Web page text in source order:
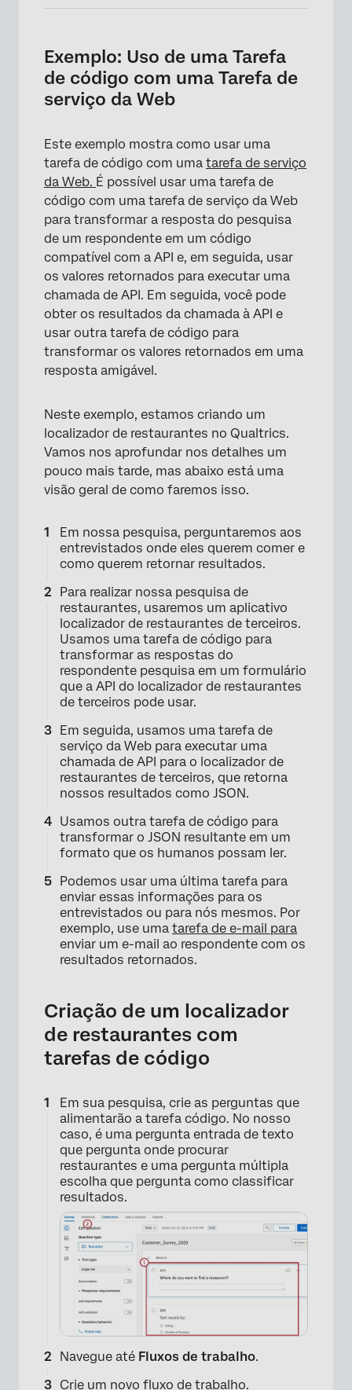
Exemplo: Uso de uma Tarefa
de código com uma Tarefa de
serviço da Web
Este exemplo mostra como usar uma
tarefa de código com uma tarefa de serviço
da Web. É possível usar uma tarefa de
código com uma tarefa de serviço da Web
para transformar a resposta do pesquisa
de um respondente em um código
compatível com a API e, em seguida, usar
os valores retornados para executar uma
chamada de API. Em seguida, você pode
obter os resultados da chamada à API e
usar outra tarefa de código para
transformar os valores retornados em uma
resposta amigável.
Neste exemplo, estamos criando um
localizador de restaurantes no Qualtrics.
Vamos nos aprofundar nos detalhes um
pouco mais tarde, mas abaixo está uma
visão geral de como faremos isso.
Em nossa pesquisa, perguntaremos aos
entrevistados onde eles querem comer e
como querem retornar resultados.
Para realizar nossa pesquisa de
restaurantes, usaremos um aplicativo
localizador de restaurantes de terceiros.
Usamos uma tarefa de código para
transformar as respostas do
respondente pesquisa em um formulário
que a API do localizador de restaurantes
de terceiros pode usar.
Em seguida, usamos uma tarefa de
serviço da Web para executar uma
chamada de API para o localizador de
restaurantes de terceiros, que retorna
nossos resultados como JSON.
Usamos outra tarefa de código para
transformar o JSON resultante em um
formato que os humanos possam ler.
Podemos usar uma última tarefa para
enviar essas informações para os
entrevistados ou para nós mesmos. Por
exemplo, use uma tarefa de e-mail para
enviar um e-mail ao respondente com os
resultados retornados.
Criação de um localizador
de restaurantes com
tarefas de código
Em sua pesquisa, crie as perguntas que
alimentarão a tarefa código. No nosso
caso, é uma pergunta entrada de texto
que pergunta onde procurar
restaurantes e uma pergunta múltipla
escolha que pergunta como classificar
resultados.
Navegue até Fluxos de trabalho.
Crie um novo fluxo de trabalho.